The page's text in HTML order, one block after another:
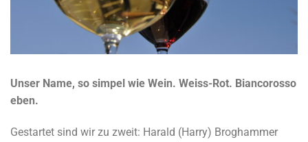
Unser Name, so simpel wie Wein. Weiss-Rot. Biancorosso
eben.
Gestartet sind wir zu zweit: Harald (Harry) Broghammer